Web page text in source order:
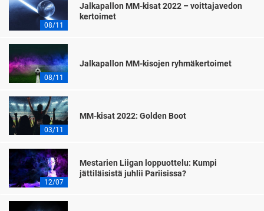
08/11
Jalkapallon MM-kisat 2022 – voittajavedon
kertoimet
08/11
Jalkapallon MM-kisojen ryhmäkertoimet
03/11
MM-kisat 2022: Golden Boot
12/07
Mestarien Liigan loppuottelu: Kumpi
jättiläisistä juhlii Pariisissa?